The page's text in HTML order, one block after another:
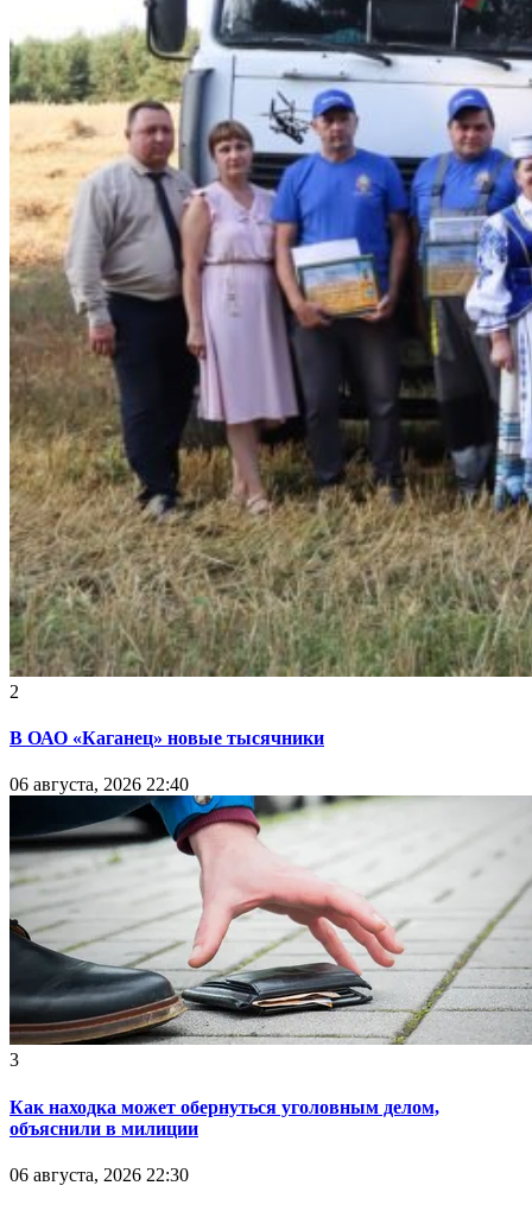
2
В ОАО «Каганец» новые тысячники
06 августа, 2026 22:40
3
Как находка может обернуться уголовным делом,
объяснили в милиции
06 августа, 2026 22:30